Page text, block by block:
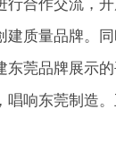
合作交流，开
建质量品牌。
东莞品牌展示
响东莞制造。